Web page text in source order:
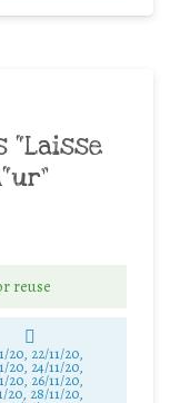
reuse
20, 22/11/20,
20, 24/11/20,
20, 26/11/20,
20, 28/11/20,